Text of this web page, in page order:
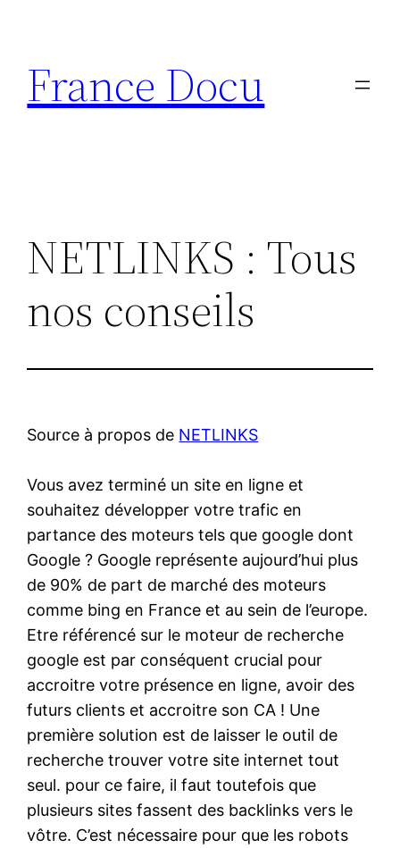
contenu
France Docu
NETLINKS : Tous
nos conseils
Source à propos de NETLINKS
Vous avez terminé un site en ligne et
souhaitez développer votre trafic en
partance des moteurs tels que google dont
Google ? Google représente aujourd’hui plus
de 90% de part de marché des moteurs
comme bing en France et au sein de l’europe.
Etre référencé sur le moteur de recherche
google est par conséquent crucial pour
accroitre votre présence en ligne, avoir des
futurs clients et accroitre son CA ! Une
première solution est de laisser le outil de
recherche trouver votre site internet tout
seul. pour ce faire, il faut toutefois que
plusieurs sites fassent des backlinks vers le
vôtre. C’est nécessaire pour que les robots